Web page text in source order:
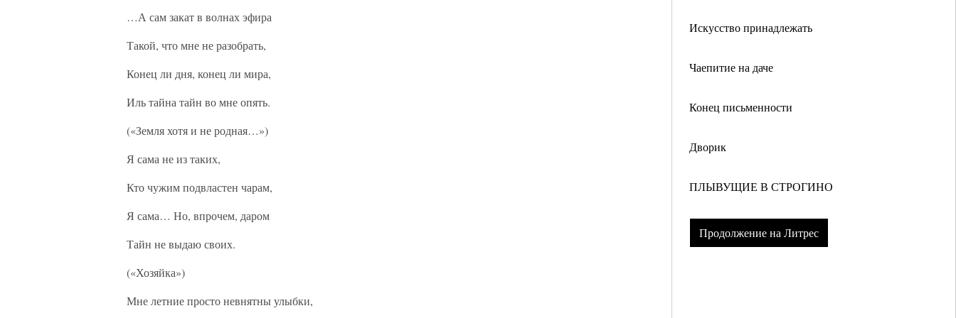
Искусство принадлежать
Чаепитие на даче
Конец письменности
Дворик
ПЛЫВУЩИЕ В СТРОГИНО
Продолжение на Литрес
…А сам закат в волнах эфира
Такой, что мне не разобрать,
Конец ли дня, конец ли мира,
Иль тайна тайн во мне опять.
(«Земля хотя и не родная…»)
Я сама не из таких,
Кто чужим подвластен чарам,
Я сама… Но, впрочем, даром
Тайн не выдаю своих.
(«Хозяйка»)
Мне летние просто невнятны улыбки,